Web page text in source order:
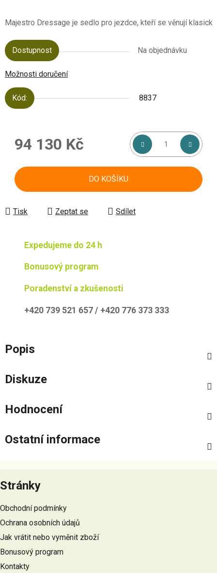
Majestro Dressage je sedlo pro jezdce, kteří se věnují
Dostupnost Na objednávku
Možnosti doručení
Kód: 8837
94 130 Kč
DO KOŠÍKU
Tisk Zeptat se Sdílet
Expedujeme do 24 h
Bonusový program
Poradenství a zkušenosti
+420 739 521 657 / +420 776 373 333
Popis
Diskuze
Hodnocení
Ostatní informace
á
p
a
í
Stránky
Obchodní podmínky
Ochrana osobních údajů
Jak vrátit nebo vyměnit zboží
Bonusový program
Kontakty